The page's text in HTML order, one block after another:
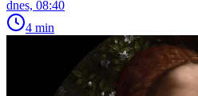
dnes, 08:40
4 min